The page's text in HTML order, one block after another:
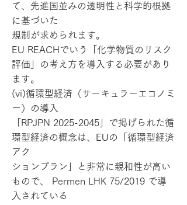
て、先進国並みの透明性と科学的根拠
に基づいた
規制が求められます。
EU REACHでいう「化学物質のリスク
評価」の考え方を導入する必要があり
ます。
(vi)循環型経済（サーキュラーエコノミ
ー）の導入
「RPJPN 2025-2045 」で掲げられた循
環型経済の概念は、EUの「循環型経済
アク
ションプラン」と非常に親和性が高い
もので、 Permen LHK 75/2019 で導
入されている